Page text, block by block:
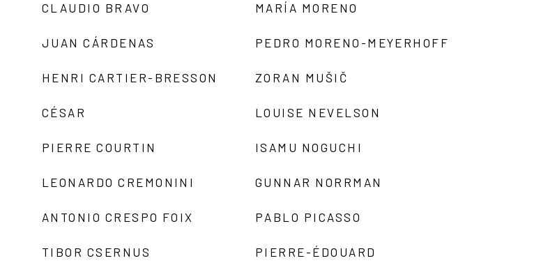
CLAUDIO BRAVO
JUAN CÁRDENAS
HENRI CARTIER-BRESSON
CÉSAR
PIERRE COURTIN
LEONARDO CREMONINI
ANTONIO CRESPO FOIX
TIBOR CSERNUS
MARÍA MORENO
PEDRO MORENO-MEYERHOFF
ZORAN MUŠIČ
LOUISE NEVELSON
ISAMU NOGUCHI
GUNNAR NORRMAN
PABLO PICASSO
PIERRE-ÉDOUARD